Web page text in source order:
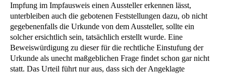
Impfung im Impfausweis einen Aussteller erkennen lässt,
unterbleiben auch die gebotenen Feststellungen dazu, ob nicht
gegebenenfalls die Urkunde von dem Aussteller, sollte ein
solcher ersichtlich sein, tatsächlich erstellt wurde. Eine
Beweiswürdigung zu dieser für die rechtliche Einstufung der
Urkunde als unecht maßgeblichen Frage findet schon gar nicht
statt. Das Urteil führt nur aus, dass sich der Angeklagte